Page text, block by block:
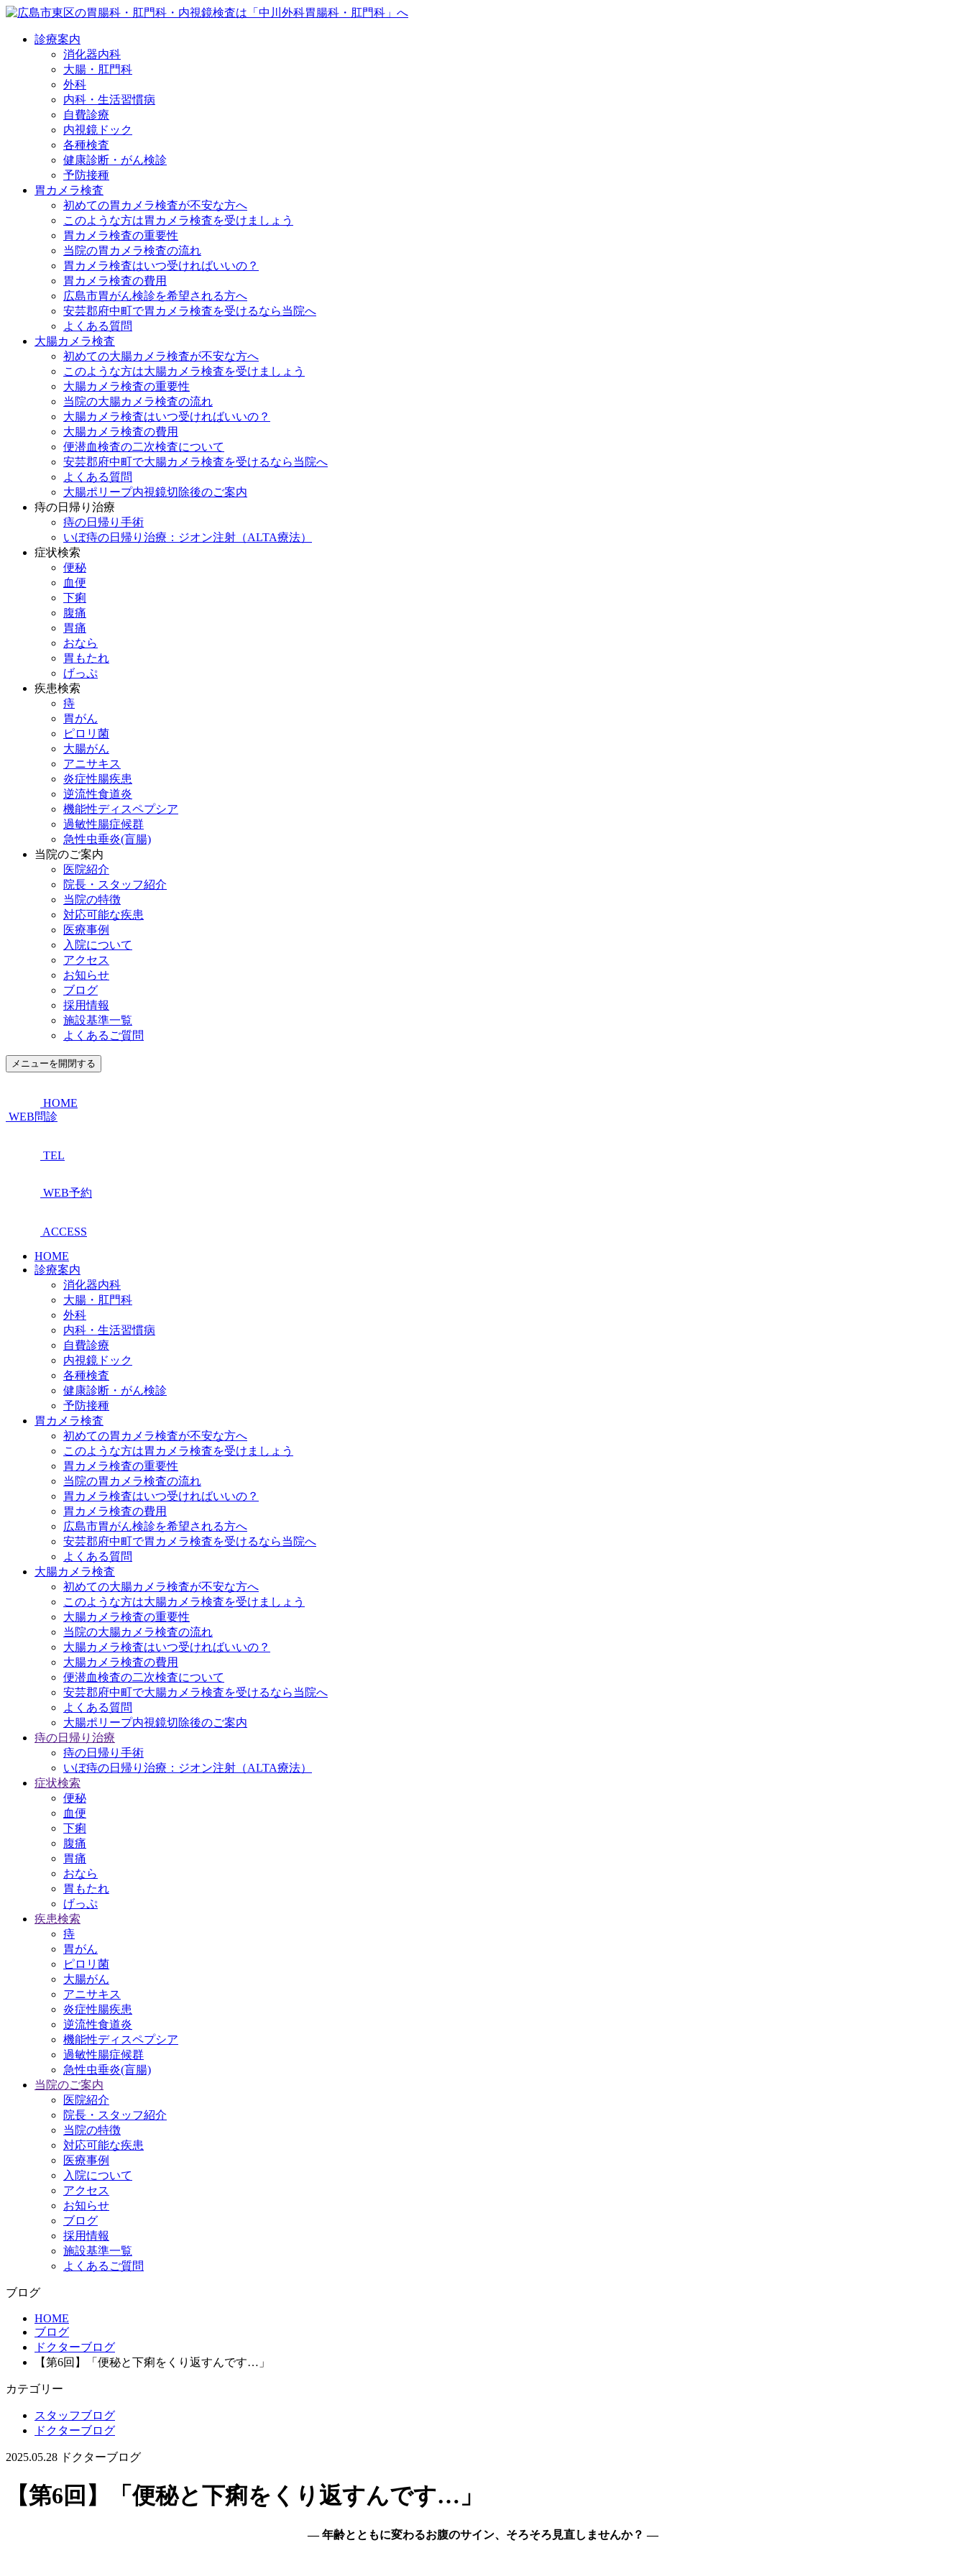
診療案内
消化器内科
大腸・肛門科
外科
内科・生活習慣病
自費診療
内視鏡ドック
各種検査
健康診断・がん検診
予防接種
胃カメラ検査
初めての胃カメラ検査が不安な方へ
このような方は胃カメラ検査を受けましょう
胃カメラ検査の重要性
当院の胃カメラ検査の流れ
胃カメラ検査はいつ受ければいいの？
胃カメラ検査の費用
広島市胃がん検診を希望される方へ
安芸郡府中町で胃カメラ検査を受けるなら当院へ
よくある質問
大腸カメラ検査
初めての大腸カメラ検査が不安な方へ
このような方は大腸カメラ検査を受けましょう
大腸カメラ検査の重要性
当院の大腸カメラ検査の流れ
大腸カメラ検査はいつ受ければいいの？
大腸カメラ検査の費用
便潜血検査の二次検査について
安芸郡府中町で大腸カメラ検査を受けるなら当院へ
よくある質問
大腸ポリープ内視鏡切除後のご案内
痔の日帰り治療
痔の日帰り手術
いぼ痔の日帰り治療：ジオン注射（ALTA療法）
症状検索
便秘
血便
下痢
腹痛
胃痛
おなら
胃もたれ
げっぷ
疾患検索
痔
胃がん
ピロリ菌
大腸がん
アニサキス
炎症性腸疾患
逆流性食道炎
機能性ディスペプシア
過敏性腸症候群
急性虫垂炎(盲腸)
当院のご案内
医院紹介
院長・スタッフ紹介
当院の特徴
対応可能な疾患
医療事例
入院について
アクセス
お知らせ
ブログ
採用情報
施設基準一覧
よくあるご質問
メニューを開閉する
HOME
WEB問診
TEL
WEB予約
ACCESS
HOME
診療案内
消化器内科
大腸・肛門科
外科
内科・生活習慣病
自費診療
内視鏡ドック
各種検査
健康診断・がん検診
予防接種
胃カメラ検査
初めての胃カメラ検査が不安な方へ
このような方は胃カメラ検査を受けましょう
胃カメラ検査の重要性
当院の胃カメラ検査の流れ
胃カメラ検査はいつ受ければいいの？
胃カメラ検査の費用
広島市胃がん検診を希望される方へ
安芸郡府中町で胃カメラ検査を受けるなら当院へ
よくある質問
大腸カメラ検査
初めての大腸カメラ検査が不安な方へ
このような方は大腸カメラ検査を受けましょう
大腸カメラ検査の重要性
当院の大腸カメラ検査の流れ
大腸カメラ検査はいつ受ければいいの？
大腸カメラ検査の費用
便潜血検査の二次検査について
安芸郡府中町で大腸カメラ検査を受けるなら当院へ
よくある質問
大腸ポリープ内視鏡切除後のご案内
痔の日帰り治療
痔の日帰り手術
いぼ痔の日帰り治療：ジオン注射（ALTA療法）
症状検索
便秘
血便
下痢
腹痛
胃痛
おなら
胃もたれ
げっぷ
疾患検索
痔
胃がん
ピロリ菌
大腸がん
アニサキス
炎症性腸疾患
逆流性食道炎
機能性ディスペプシア
過敏性腸症候群
急性虫垂炎(盲腸)
当院のご案内
医院紹介
院長・スタッフ紹介
当院の特徴
対応可能な疾患
医療事例
入院について
アクセス
お知らせ
ブログ
採用情報
施設基準一覧
よくあるご質問
ブログ
HOME
ブログ
ドクターブログ
【第6回】「便秘と下痢をくり返すんです…」
カテゴリー
スタッフブログ
ドクターブログ
2025.05.28 ドクターブログ
【第6回】「便秘と下痢をくり返すんです…」
― 年齢とともに変わるお腹のサイン、そろそろ見直しませんか？ ―